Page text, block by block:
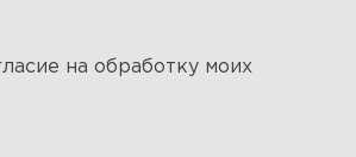
на обработку моих